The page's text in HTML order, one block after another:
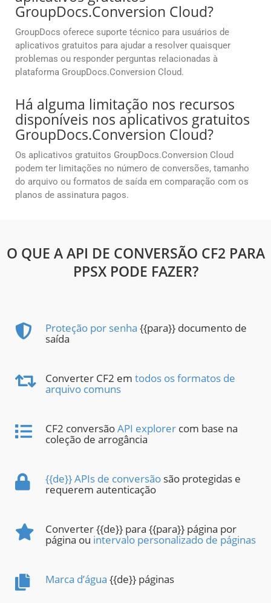
GroupDocs.Conversion Cloud?
GroupDocs oferece suporte técnico para usuários de
aplicativos gratuitos para ajudar a resolver quaisquer
problemas ou responder perguntas relacionadas à
plataforma GroupDocs.Conversion Cloud.
Há alguma limitação nos recursos
disponíveis nos aplicativos gratuitos
GroupDocs.Conversion Cloud?
Os aplicativos gratuitos GroupDocs.Conversion Cloud
podem ter limitações no número de conversões, tamanho
do arquivo ou formatos de saída em comparação com os
planos de assinatura pagos.
O QUE A API DE CONVERSÃO CF2 PARA
PPSX PODE FAZER?
Proteção por senha {{para}} documento de
saída
Converter CF2 em todos os formatos de
arquivo comuns
CF2 conversãoAPI explorer com base na
coleção de arrogância
{{de}} APIs de conversão são protegidas e
requerem autenticação
Converter {{de}} para {{para}} página por
página ou intervalo personalizado de páginas
Marca d’água {{de}} páginas